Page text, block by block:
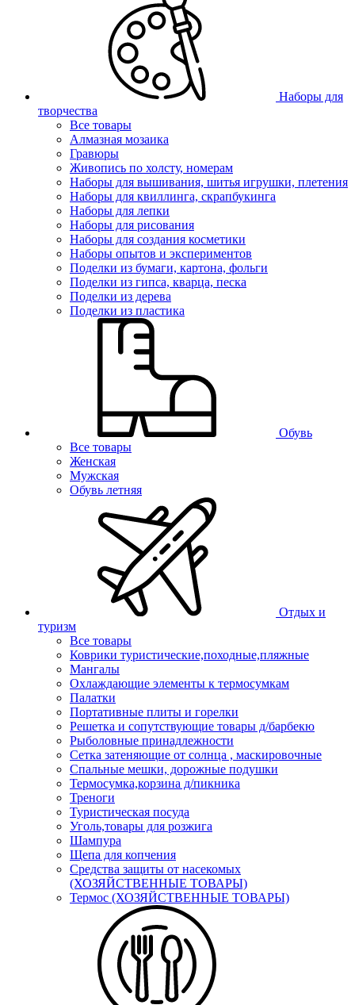
Наборы для
творчества
Все товары
Алмазная мозаика
Гравюры
Живопись по холсту, номерам
Наборы для вышивания, шитья игрушки, плетения
Наборы для квиллинга, скрапбукинга
Наборы для лепки
Наборы для рисования
Наборы для создания косметики
Наборы опытов и экспериментов
Поделки из бумаги, картона, фольги
Поделки из гипса, кварца, песка
Поделки из дерева
Поделки из пластика
Обувь
Все товары
Женская
Мужская
Обувь летняя
Отдых и
туризм
Все товары
Коврики туристические,походные,пляжные
Мангалы
Охлаждающие элементы к термосумкам
Палатки
Портативные плиты и горелки
Решетка и сопутствующие товары д/барбекю
Рыболовные принадлежности
Сетка затеняющие от солнца , маскировочные
Спальные мешки, дорожные подушки
Термосумка,корзина д/пикника
Треноги
Туристическая посуда
Уголь,товары для розжига
Шампура
Щепа для копчения
Средства защиты от насекомых
(ХОЗЯЙСТВЕННЫЕ ТОВАРЫ)
Термос (ХОЗЯЙСТВЕННЫЕ ТОВАРЫ)